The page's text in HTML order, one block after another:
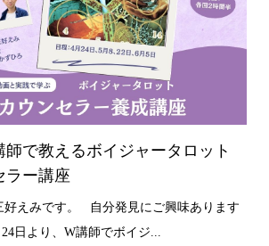
師で教えるボイジャータロット
ラー講座
好えみです。 自分発見にご興味あります
日より、W講師でボイジ...